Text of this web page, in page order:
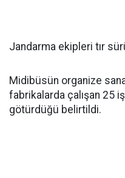
Jandarma ekipleri tır
Midibüsün organize
fabrikalarda çalışan 25
götürdüğü belirtildi.